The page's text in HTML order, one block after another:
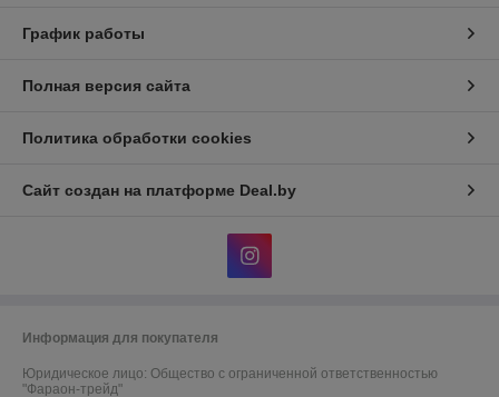
График работы
Полная версия сайта
Политика обработки cookies
Сайт создан на платформе Deal.by
Информация для покупателя
Юридическое лицо: Общество с ограниченной ответственностью
"Фараон-трейд"